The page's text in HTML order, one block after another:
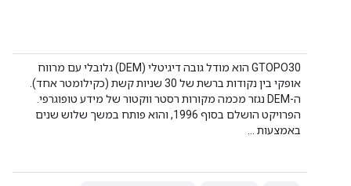
‫GTOPO30 הוא מודל גובה דיגיטלי (DEM) גלובלי עם מרווח
אופקי בין נקודות ברשת של 30 שניות קשת (כקילומטר אחד).
ה-DEM נגזר מכמה מקורות רסטר ווקטור של מידע טופוגרפי.
הפרויקט הושלם בסוף 1996, והוא פותח במשך שלוש שנים
באמצעות …